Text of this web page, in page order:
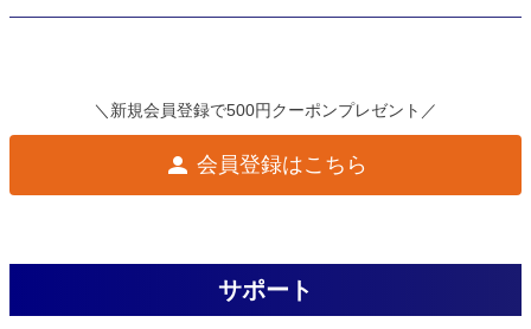
＼新規会員登録で500円クーポンプレゼント／
会員登録はこちら
サポート